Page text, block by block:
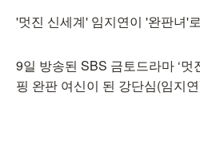
'멋진 신세계' 임지연이 '완판녀'
9일 방송된 SBS 금토드라마 ‘멋
핑 완판 여신이 된 강단심(임지